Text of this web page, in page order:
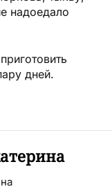
надоедало
дней.